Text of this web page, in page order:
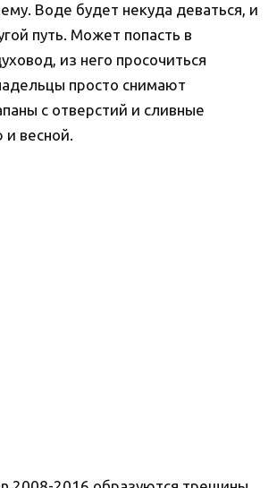
Воде будет некуда деваться, и
путь. Может попасть в
из него просочиться
просто снимают
с отверстий и сливные
и весной.